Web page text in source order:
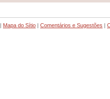
Mapa do Sítio | Comentários e Sugestões |